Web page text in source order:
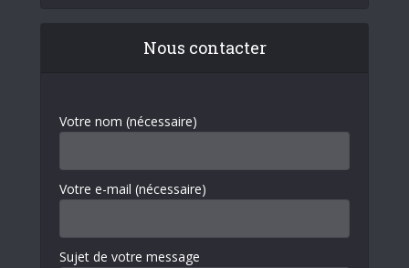
Nous contacter
Votre nom (nécessaire)
Votre e-mail (nécessaire)
Sujet de votre message